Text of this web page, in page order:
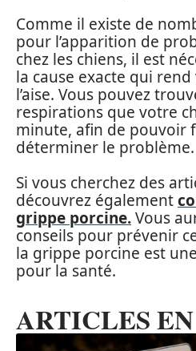
Comme il existe de
pour l’apparition de
chez les chiens, il est
la cause exacte qui
l’aise. Vous pouvez
respirations que votre
minute, afin de pouvoir
déterminer le problème.
Si vous cherchez des
découvrez également
grippe porcine.Vous
conseils pour prévenir
la grippe porcine est
pour la santé.
ARTICLES